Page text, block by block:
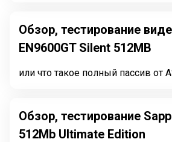
Обзор, тестирование
EN9600GT Silent 512MB
Обзор, тестирование
512Mb Ultimate Edition